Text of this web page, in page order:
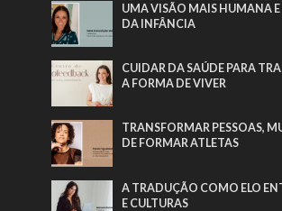
UMA VISÃO MAIS HUMANA
DA INFÂNCIA
CUIDAR DA SAÚDE PARA
A FORMA DE VIVER
TRANSFORMAR PESSOAS,
DE FORMAR ATLETAS
A TRADUÇÃO COMO ELO
E CULTURAS